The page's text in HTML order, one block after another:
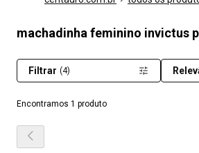
machadinha feminino invictus
Encontramos 1 produto
Filtrar (4)